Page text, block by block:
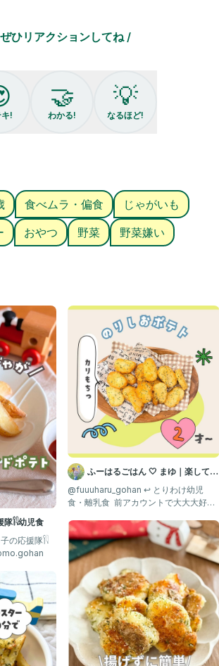
いつもとっても励みになります！ありがとう
、砂糖不使用のおやつ、野菜嫌いでも食べれるご
嫌い我が娘
っ子
でも食べる姪っ子
めぼーラブの卵アレルギー持ち
ご飯やおやつを模索中🍳
ローしてみてください̗̀ ꪔ̤̥ꪔ̤̮ꪔ̤̫ ̖́-🤍̗̀ ꪔ̤̥ꪔ̤̮ꪔ̤̫ ̖́-
ウント #幼児食レシピ
6ヶ月 #２歳 #１歳ごはん #２歳ごはん
どもごはん #おやつ #手作りおやつ #てづ
はん #おうちごはん #ズボラ飯 #ズボラご
児食メニュー #偏食
#親子ごはんの悩みサポート
ひリアクションしてね /
キ!
🤝
わかる!
💡
なるほど!
食べムラ・偏食
じゃがいも
おやつ 野菜
野菜嫌い
𓌉𓇋幼児食
ふーはるごはん 🤍 まゆ｜楽して美
味しい離乳食・幼児食
@fuuuharu_gohan ↩︎ とりわけ幼児
食・離乳食 ⁡ 前アカウントで大大大好評